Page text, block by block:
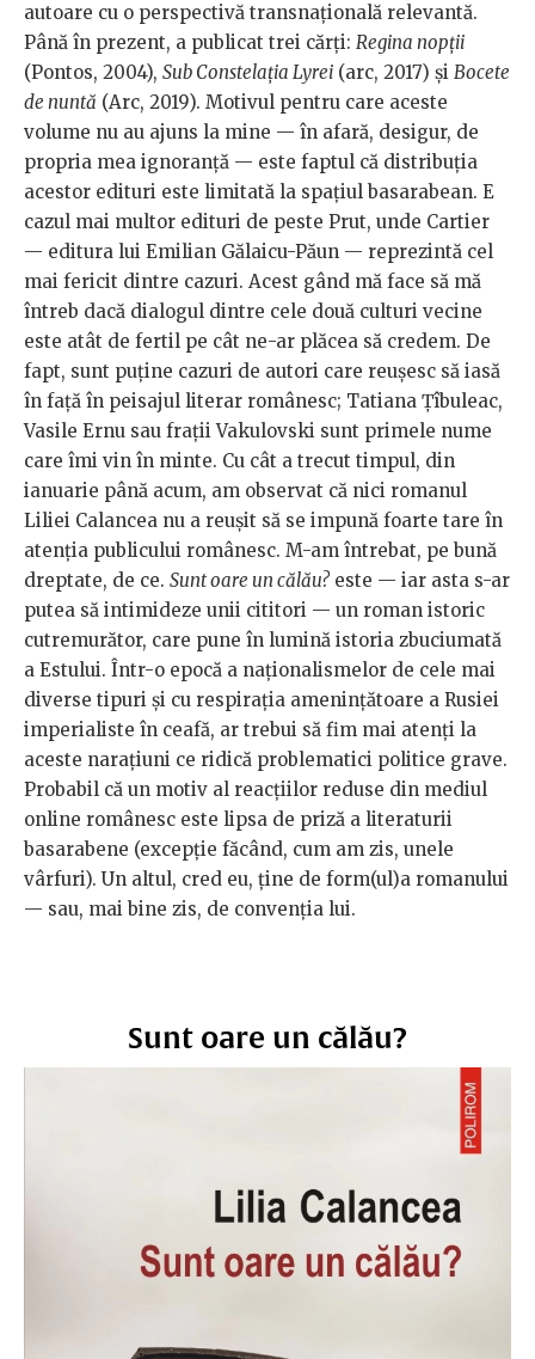
autoare cu o perspectivă transnațională relevantă.
Până în prezent, a publicat trei cărți: Regina nopții
(Pontos, 2004), Sub Constelația Lyrei (arc, 2017) și Bocete
de nuntă (Arc, 2019). Motivul pentru care aceste
volume nu au ajuns la mine — în afară, desigur, de
propria mea ignoranță — este faptul că distribuția
acestor edituri este limitată la spațiul basarabean. E
cazul mai multor edituri de peste Prut, unde Cartier
— editura lui Emilian Gălaicu-Păun — reprezintă cel
mai fericit dintre cazuri. Acest gând mă face să mă
întreb dacă dialogul dintre cele două culturi vecine
este atât de fertil pe cât ne-ar plăcea să credem. De
fapt, sunt puține cazuri de autori care reușesc să iasă
în față în peisajul literar românesc; Tatiana Țîbuleac,
Vasile Ernu sau frații Vakulovski sunt primele nume
care îmi vin în minte. Cu cât a trecut timpul, din
ianuarie până acum, am observat că nici romanul
Liliei Calancea nu a reușit să se impună foarte tare în
atenția publicului românesc. M-am întrebat, pe bună
dreptate, de ce. Sunt oare un călău? este — iar asta s-ar
putea să intimideze unii cititori — un roman istoric
cutremurător, care pune în lumină istoria zbuciumată
a Estului. Într-o epocă a naționalismelor de cele mai
diverse tipuri și cu respirația amenințătoare a Rusiei
imperialiste în ceafă, ar trebui să fim mai atenți la
aceste narațiuni ce ridică problematici politice grave.
Probabil că un motiv al reacțiilor reduse din mediul
online românesc este lipsa de priză a literaturii
basarabene (excepție făcând, cum am zis, unele
vârfuri). Un altul, cred eu, ține de form(ul)a romanului
— sau, mai bine zis, de convenția lui.
Sunt oare un călău?